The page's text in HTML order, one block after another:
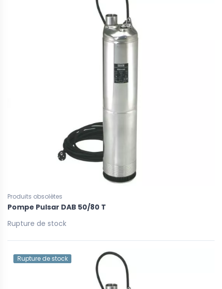
Produits obsolètes
Pompe Pulsar DAB 50/80 T
Rupture de stock
Rupture de stock